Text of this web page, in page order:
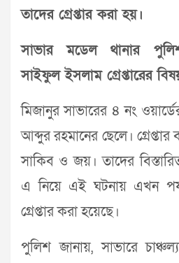
তাদের গ্রেপ্তার করা হয়।
সাভার মডেল থানার
সাইফুল ইসলাম গ্রেপ্তারের
মিজানুর সাভারের ৪ নং
আব্দুর রহমানের ছেলে।
সাকিব ও জয়। তাদের
এ নিয়ে এই ঘটনায় এখন
গ্রেপ্তার করা হয়েছে।
পুলিশ জানায়, সাভারে